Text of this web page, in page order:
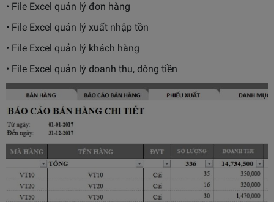
• File Excel quản lý đơn hàng
• File Excel quản lý xuất nhập tồn
• File Excel quản lý khách hàng
• File Excel quản lý doanh thu, dòng tiền